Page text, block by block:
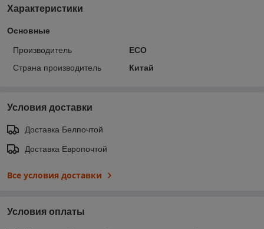
Характеристики
Основные
Производитель
ECO
Страна производитель
Китай
Условия доставки
Доставка Белпочтой
Доставка Европочтой
Все условия доставки
Условия оплаты